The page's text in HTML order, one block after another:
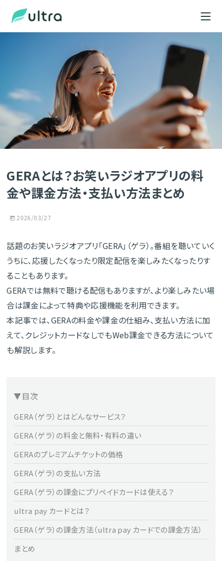
GERAとは？お笑いラジオアプリの料
金や課金方法・支払い方法まとめ
2026/03/27
話題のお笑いラジオアプリ「GERA」（ゲラ）。番組を聴いていく
うちに、応援したくなったり限定配信を楽しみたくなったりす
ることもあります。
GERAでは無料で聴ける配信もありますが、より楽しみたい場
合は課金によって特典や応援機能を利用できます。
本記事では、GERAの料金や課金の仕組み、支払い方法に加
えて、クレジットカードなしでもWeb課金できる方法について
も解説します。
目次
GERA（ゲラ）とはどんなサービス？
GERA（ゲラ）の料金と無料・有料の違い
GERAのプレミアムチケットの価格
GERA（ゲラ）の支払い方法
GERA（ゲラ）の課金にプリペイドカードは使える？
ultra pay カードとは？
GERA（ゲラ）の課金方法（ultra pay カードでの課金方法）
まとめ